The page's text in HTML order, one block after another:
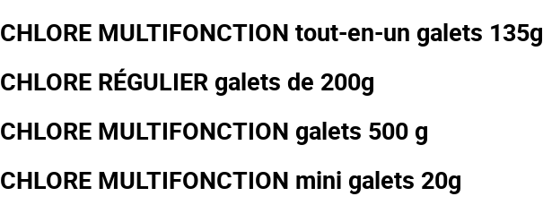
CHLORE MULTIFONCTION tout-en-un galets 135g
CHLORE RÉGULIER galets de 200g
CHLORE MULTIFONCTION galets 500 g
CHLORE MULTIFONCTION mini galets 20g